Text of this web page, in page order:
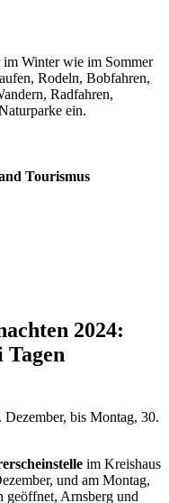
Winter wie im Sommer
Rodeln, Bobfahren,
Radfahren,
ein.
Tourismus
2024:
Tagen
bis Montag, 30.
im Kreishaus
und am Montag,
geöffnet, Arnsberg und